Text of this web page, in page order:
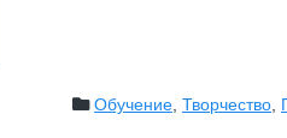
Обучение, Творчество,